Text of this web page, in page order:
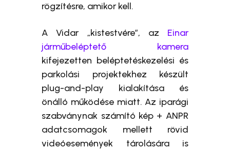
rögzítésre, amikor kell.
A Vidar „kistestvére”, az Einar
járműbeléptető kamera
kifejezetten beléptetéskezelési és
parkolási projektekhez készült
plug-and-play kialakítása és
önálló működése miatt. Az iparági
szabványnak számító kép + ANPR
adatcsomagok mellett rövid
videóesemények tárolására is